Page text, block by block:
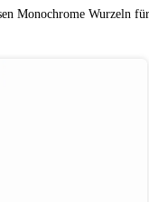
Monochrome Wurzeln